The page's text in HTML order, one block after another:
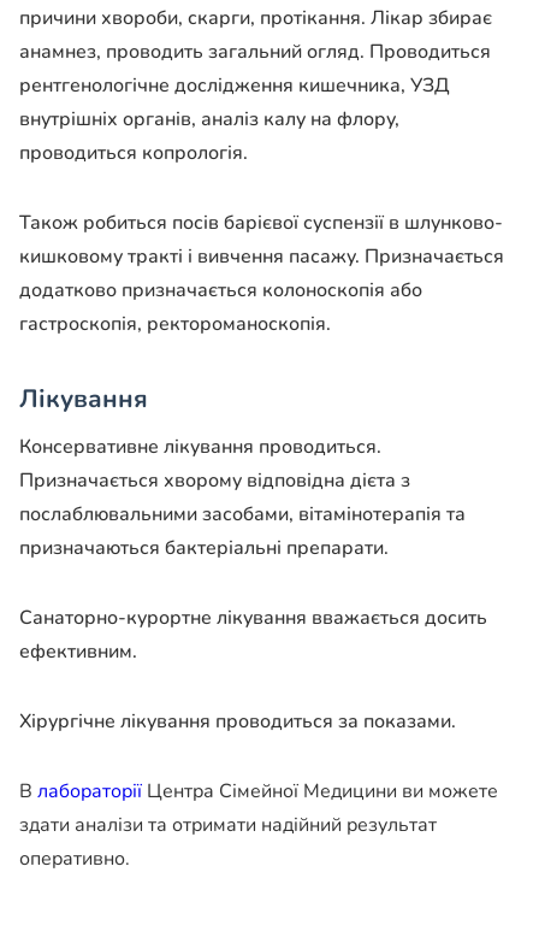
причини хвороби, скарги, протікання. Лікар збирає
анамнез, проводить загальний огляд. Проводиться
рентгенологічне дослідження кишечника, УЗД
внутрішніх органів, аналіз калу на флору,
проводиться копрологія.
Також робиться посів барієвої суспензії в шлунково-
кишковому тракті і вивчення пасажу. Призначається
додатково призначається колоноскопія або
гастроскопія, ректороманоскопія.
Лікування
Консервативне лікування проводиться.
Призначається хворому відповідна дієта з
послаблювальними засобами, вітамінотерапія та
призначаються бактеріальні препарати.
Санаторно-курортне лікування вважається досить
ефективним.
Хірургічне лікування проводиться за показами.
В лабораторії Центра Сімейної Медицини ви можете
здати аналізи та отримати надійний результат
оперативно.